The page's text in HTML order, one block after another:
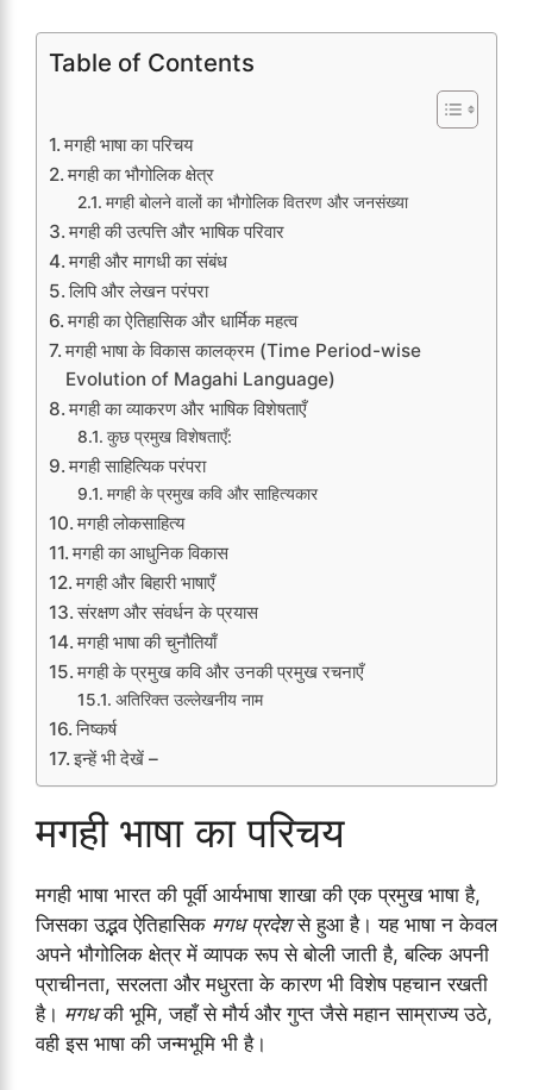
Table of Contents
मगही भाषा का परिचय
मगही का भौगोलिक क्षेत्र
मगही बोलने वालों का भौगोलिक वितरण और जनसंख्या
मगही की उत्पत्ति और भाषिक परिवार
मगही और मागधी का संबंध
लिपि और लेखन परंपरा
मगही का ऐतिहासिक और धार्मिक महत्व
मगही भाषा के विकास कालक्रम (Time Period-wise
Evolution of Magahi Language)
मगही का व्याकरण और भाषिक विशेषताएँ
कुछ प्रमुख विशेषताएँ:
मगही साहित्यिक परंपरा
मगही के प्रमुख कवि और साहित्यकार
मगही लोकसाहित्य
मगही का आधुनिक विकास
मगही और बिहारी भाषाएँ
संरक्षण और संवर्धन के प्रयास
मगही भाषा की चुनौतियाँ
मगही के प्रमुख कवि और उनकी प्रमुख रचनाएँ
अतिरिक्त उल्लेखनीय नाम
निष्कर्ष
इन्हें भी देखें –
मगही भाषा का परिचय
मगही भाषा भारत की पूर्वी आर्यभाषा शाखा की एक प्रमुख भाषा है,
जिसका उद्भव ऐतिहासिक मगध प्रदेशसे हुआ है। यह भाषा न केवल
अपने भौगोलिक क्षेत्र में व्यापक रूप से बोली जाती है, बल्कि अपनी
प्राचीनता, सरलता और मधुरता के कारण भी विशेष पहचान रखती
है। मगधकी भूमि, जहाँ से मौर्य और गुप्त जैसे महान साम्राज्य उठे,
वही इस भाषा की जन्मभूमि भी है।